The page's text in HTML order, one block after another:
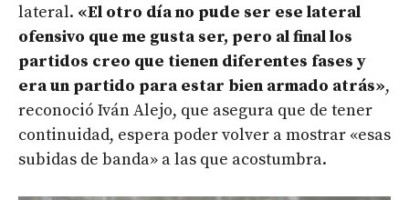
lateral. «El otro día no pude ser ese lateral
ofensivo que me gusta ser, pero al final los
partidos creo que tienen diferentes fases y
era un partido para estar bien armado atrás»,
reconoció Iván Alejo, que asegura que de tener
continuidad, espera poder volver a mostrar «esas
subidas de banda» a las que acostumbra.